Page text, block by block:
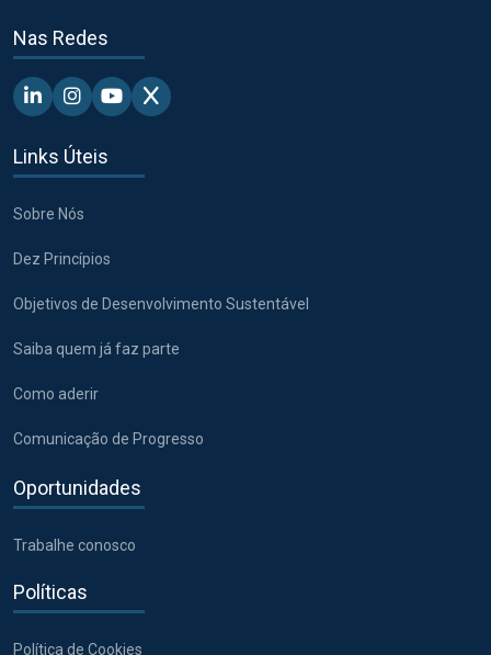
Nas Redes
Linkedin - Pacto Global BR
Instagram - Pacto Global BR
Youtube - Pacto Global BR
X - Pacto Global BR
Links Úteis
Sobre Nós
Dez Princípios
Objetivos de Desenvolvimento Sustentável
Saiba quem já faz parte
Como aderir
Comunicação de Progresso
Oportunidades
Trabalhe conosco
Políticas
Política de Cookies